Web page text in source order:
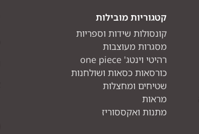
קטגוריות מובילות
קונסולות שידות וספריות
מסגרות מעוצבות
רהיטי וינטג' one piece
כורסאות כסאות ושולחנות
שטיחים ומחצלות
מראות
מתנות ואקססוריז